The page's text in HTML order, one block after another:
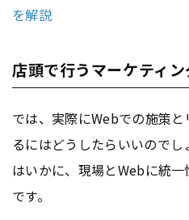
を解説
店頭で行うマーケティ
では、実際にWebでの施策
るにはどうしたらいいので
はいかに、現場とWebに統
です。